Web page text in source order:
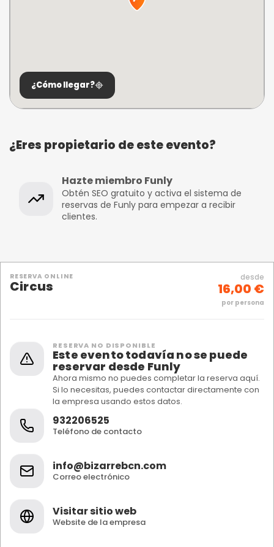
¿Cómo llegar?
¿Eres propietario de este evento?
Hazte miembro Funly
Obtén SEO gratuito y activa el sistema de
reservas de Funly para empezar a recibir
clientes.
RESERVA ONLINE
Circus
desde
16,00 €
por persona
RESERVA NO DISPONIBLE
Este evento todavía no se puede
reservar desde Funly
Ahora mismo no puedes completar la reserva aquí.
Si lo necesitas, puedes contactar directamente con
la empresa usando estos datos.
932206525
Teléfono de contacto
info@bizarrebcn.com
Correo electrónico
Visitar sitio web
Website de la empresa